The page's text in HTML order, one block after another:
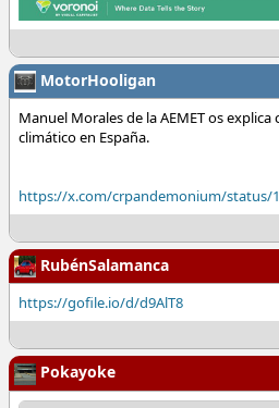
MotorHooligan
Manuel Morales de la AEMET os
climático en España.
https://x.com/crpandemonium/status/
RubénSalamanca
https://gofile.io/d/d9AlT8
Pokayoke